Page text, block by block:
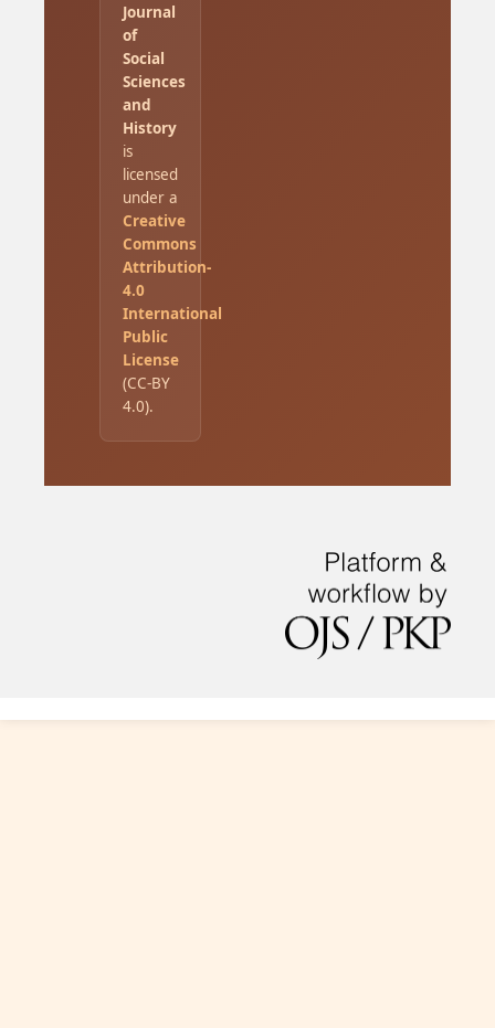
Journal
of
Social
Sciences
and
History
is
licensed
under a
Creative
Commons
Attribution-
4.0
International
Public
License
(CC-BY
4.0).